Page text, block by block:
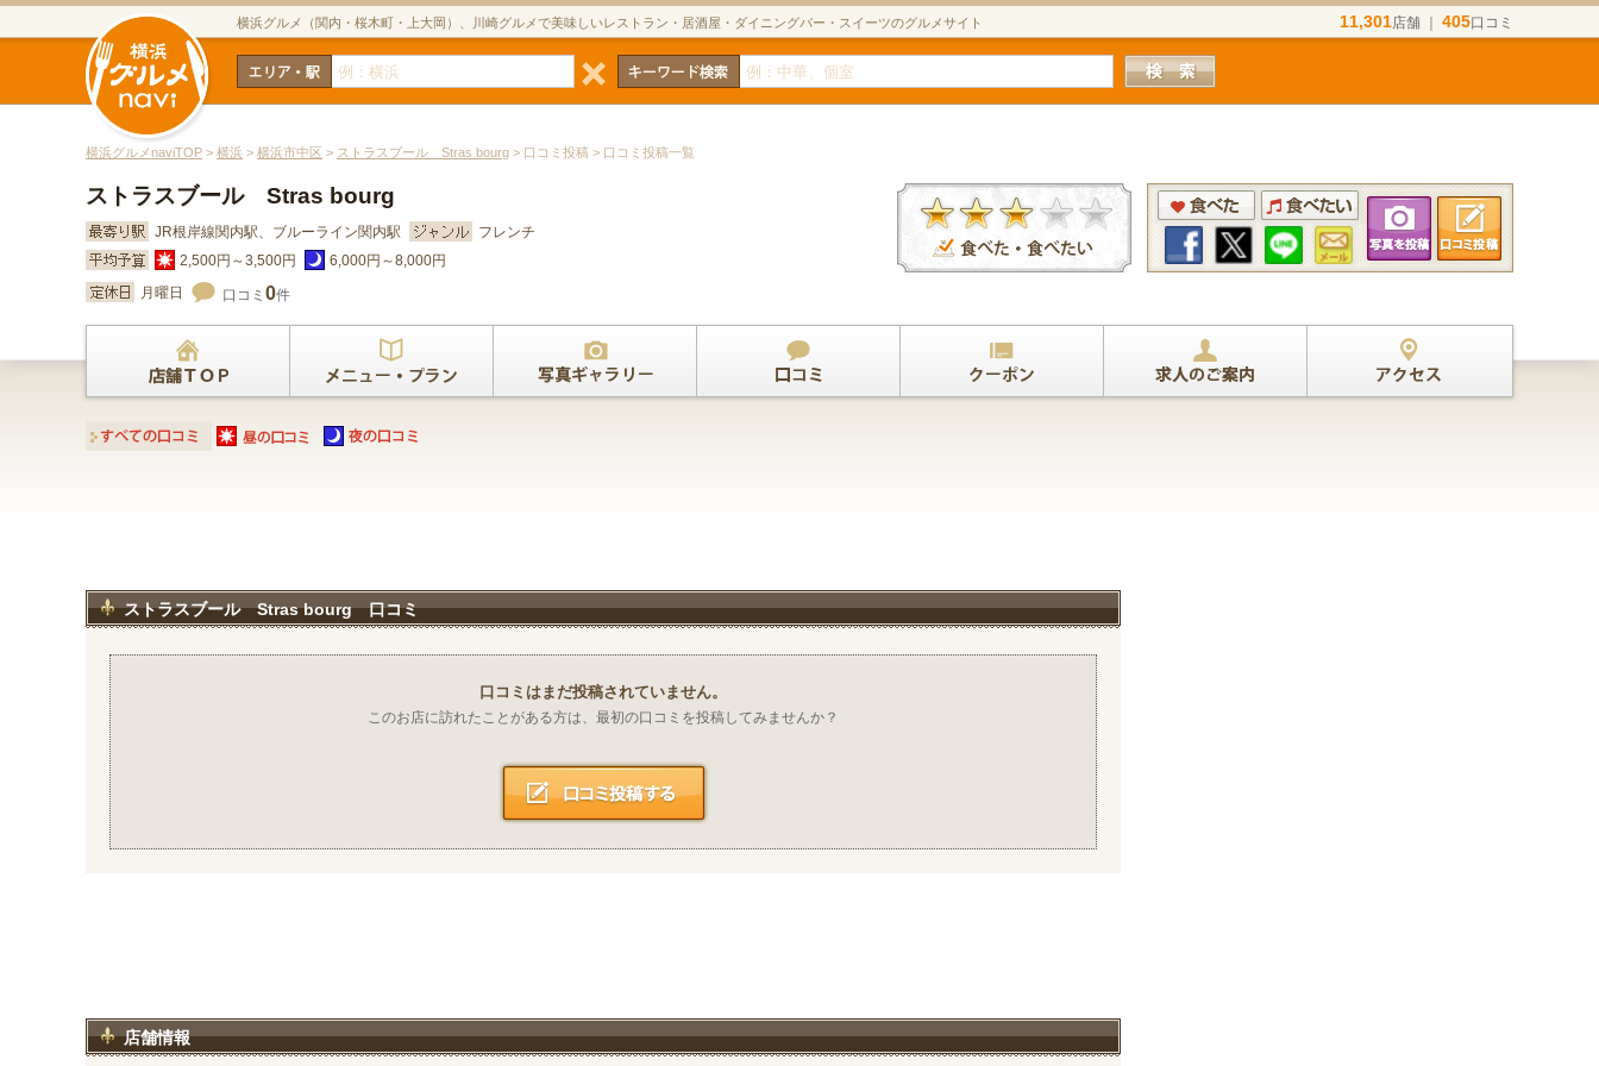
11,301店舗 ｜ 405口コミ
横浜グルメ（関内・桜木町・上大岡）、川崎グルメで美味しいレストラン・居酒屋・ダイニングバー・スイーツのグルメサイト
横浜グルメnaviTOP > 横浜 > 横浜市中区 > ストラスブール Stras bourg > 口コミ投稿 > 口コミ投稿一覧
ストラスブール Stras bourg
JR根岸線関内駅、ブルーライン関内駅
フレンチ
2,500円～3,500円
6,000円～8,000円
月曜日
口コミ 0件
ストラスブール Stras bourg 口コミ
口コミはまだ投稿されていません。
このお店に訪れたことがある方は、最初の口コミを投稿してみませんか？
店舗情報